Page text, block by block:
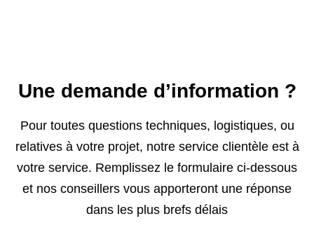
Une demande d’information ?
Pour toutes questions techniques, logistiques, ou
relatives à votre projet, notre service clientèle est à
votre service. Remplissez le formulaire ci-dessous
et nos conseillers vous apporteront une réponse
dans les plus brefs délais